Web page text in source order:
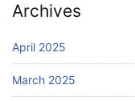
Archives
April 2025
March 2025